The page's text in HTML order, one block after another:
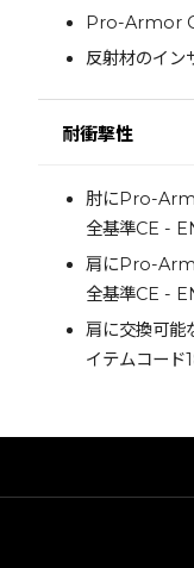
Pro-Armor
反射材のイン
耐衝撃性
肘にPro-
全基準CE -
肩にPro-
全基準CE -
肩に交換可能
イテムコード